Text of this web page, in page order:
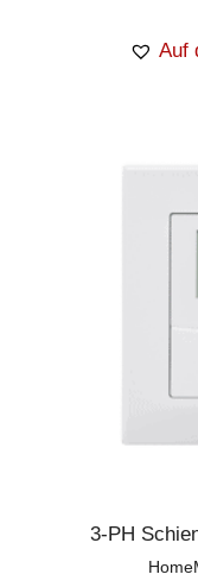
Auf
3-PH